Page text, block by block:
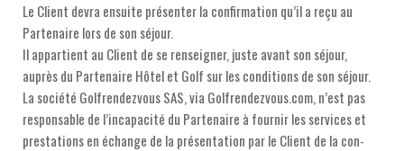
Le Client devra ensuite présenter la confirmation qu’il a reçu au
Partenaire lors de son séjour.
Il appartient au Client de se renseigner, juste avant son séjour,
auprès du Partenaire Hôtel et Golf sur les conditions de son séjour.
La société Golfrendezvous SAS, via Golfrendezvous.com, n’est pas
responsable de l’incapacité du Partenaire à fournir les services et
prestations en échange de la présentation par le Client de la con-